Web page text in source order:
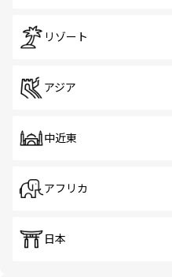
リゾート
アジア
中近東
アフリカ
日本